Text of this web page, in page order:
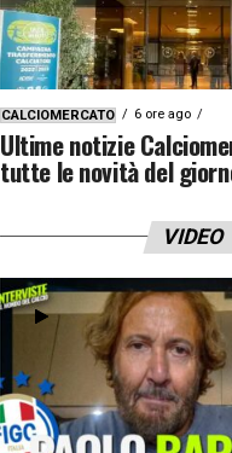
CALCIOMERCATO 6 ore ago
Ultime notizie
tutte le novità del
VIDEO